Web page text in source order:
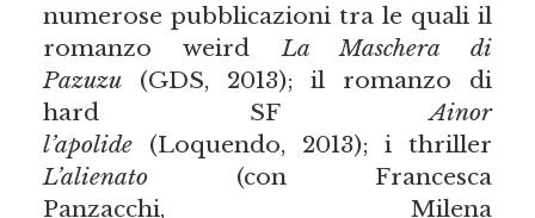
numerose pubblicazioni tra le quali il
romanzo weirdLa Maschera di
Pazuzu(GDS, 2013); il romanzo di
hard SFAinor
l’apolide(Loquendo, 2013); i thriller
L’alienato(con Francesca
Panzacchi, Milena